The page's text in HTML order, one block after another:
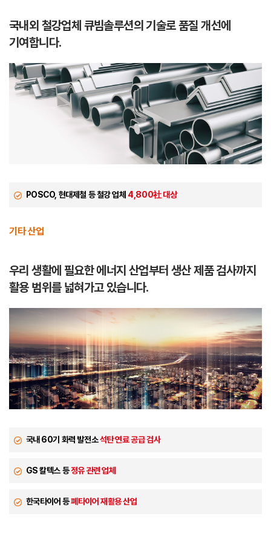
국내외 철강업체 큐빔솔루션의 기술로품질 개선에
기여합니다.
POSCO, 현대제철 등 철강 업체 4,800社 대상
기타 산업
우리 생활에 필요한 에너지 산업부터 생산 제품 검사까지
활용 범위를 넓혀가고 있습니다.
국내 60기 화력 발전소석탄 연료 공급 검사
GS 칼텍스 등정유 관련 업체
한국타이어 등폐타이어 재활용 산업